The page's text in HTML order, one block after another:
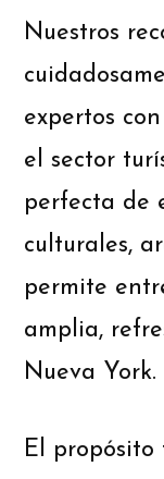
Nuestros
expertos
el sector
perfecta de
culturales,
permite
amplia,
Nueva York.
El propósito